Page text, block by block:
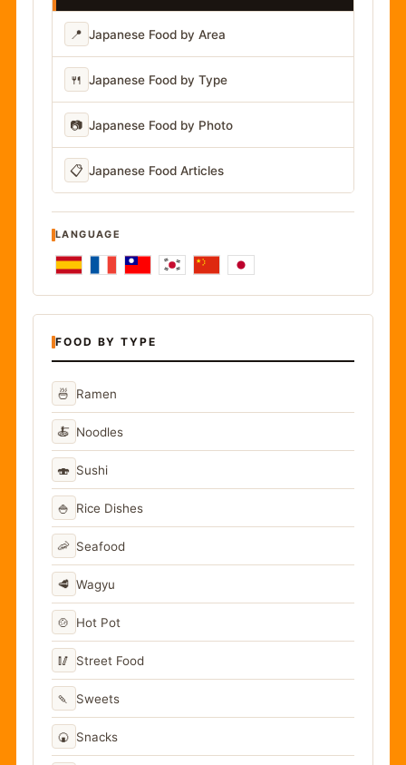
📍 Japanese Food by Area
🍴 Japanese Food by Type
📷 Japanese Food by Photo
📋 Japanese Food Articles
LANGUAGE
FOOD BY TYPE
🍜 Ramen
🍝 Noodles
🍣 Sushi
🍚 Rice Dishes
🦐 Seafood
🥩 Wagyu
🍲 Hot Pot
🥢 Street Food
🍡 Sweets
🍘 Snacks